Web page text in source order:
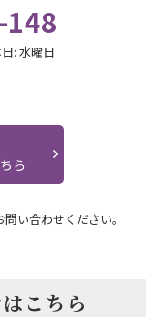
: 水曜日
ら
い合わせください。
こちら